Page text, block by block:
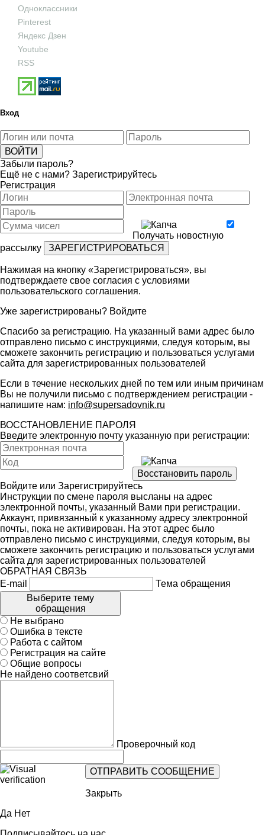
Одноклассники
Pinterest
Яндекс Дзен
Youtube
RSS
Вход
Забыли пароль?
Ещё не с нами? Зарегистрируйтесь
Регистрация
Получать новостную
рассылку
Нажимая на кнопку «Зарегистрироваться», вы
подтверждаете свое согласия с условиями
пользовательского соглашения.
Уже зарегистрированы? Войдите
Спасибо за регистрацию. На указанный вами адрес было
отправлено письмо с инструкциями, следуя которым, вы
сможете закончить регистрацию и пользоваться услугами
сайта для зарегистрированных пользователей
Если в течение нескольких дней по тем или иным причинам
Вы не получили письмо с подтверждением регистрации -
напишите нам: info@supersadovnik.ru
ВОССТАНОВЛЕНИЕ ПАРОЛЯ
Введите электронную почту указанную при регистрации:
Войдите или Зарегистрируйтесь
Инструкции по смене пароля высланы на адрес
электронной почты, указанный Вами при регистрации.
Аккаунт, привязанный к указанному адресу электронной
почты, пока не активирован. На этот адрес было
отправлено письмо с инструкциями, следуя которым, вы
сможете закончить регистрацию и пользоваться услугами
сайта для зарегистрированных пользователей
ОБРАТНАЯ СВЯЗЬ
E-mail
Тема обращения
Выберите тему
обращения
Не выбрано
Ошибка в тексте
Работа с сайтом
Регистрация на сайте
Общие вопросы
Не найдено соответсвий
Проверочный код
Закрыть
Да Нет